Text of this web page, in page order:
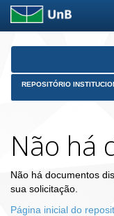
Skip
REPOSITÓRIO
Não há
Não há documentos
sua solicitação.
Página inicial do